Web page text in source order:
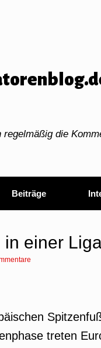
die
Beiträge
einer
treten